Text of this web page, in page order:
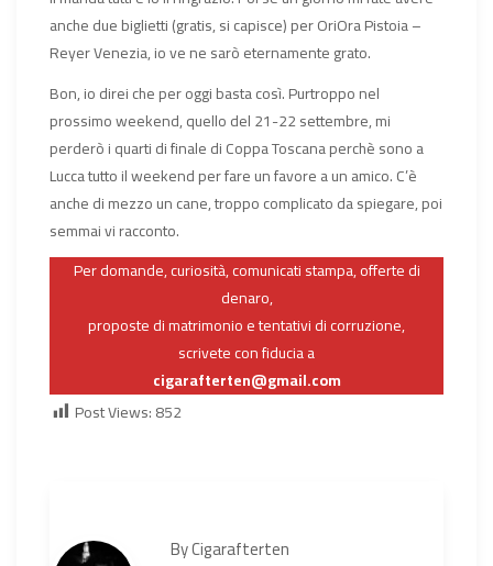
anche due biglietti (gratis, si capisce) per OriOra Pistoia –
Reyer Venezia, io ve ne sarò eternamente grato.
Bon, io direi che per oggi basta così. Purtroppo nel
prossimo weekend, quello del 21-22 settembre, mi
perderò i quarti di finale di Coppa Toscana perchè sono a
Lucca tutto il weekend per fare un favore a un amico. C’è
anche di mezzo un cane, troppo complicato da spiegare, poi
semmai vi racconto.
Per domande, curiosità, comunicati stampa, offerte di
denaro,
proposte di matrimonio e tentativi di corruzione,
scrivete con fiducia a
cigarafterten@gmail.com
Post Views:852
ByCigarafterten